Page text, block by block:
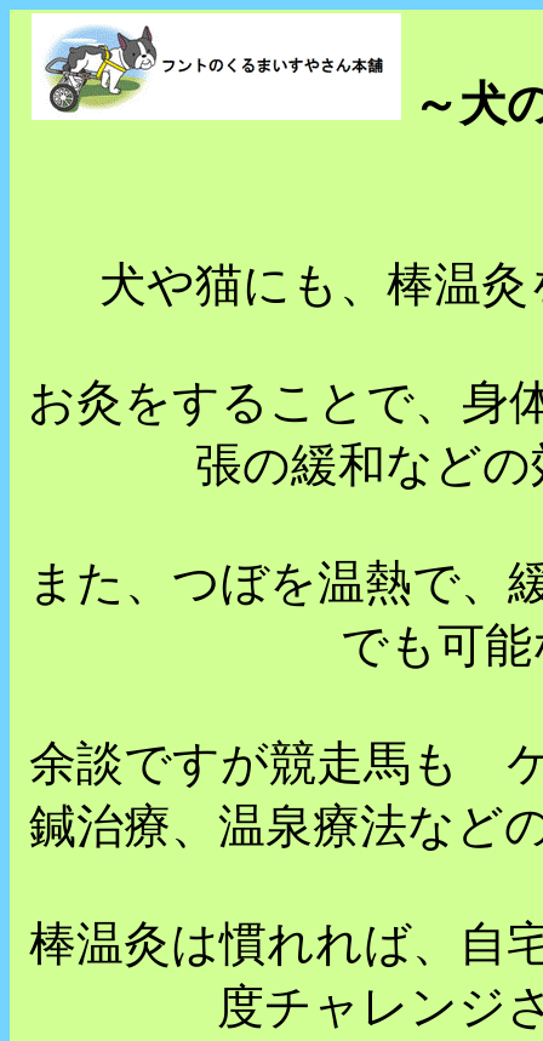
～犬
犬や猫にも、棒温
お灸をすることで、身
張の緩和など
また、つぼを温熱で
でも可
余談ですが競走馬も
鍼治療、温泉療法など
棒温灸は慣れれば、
度チャレンジ